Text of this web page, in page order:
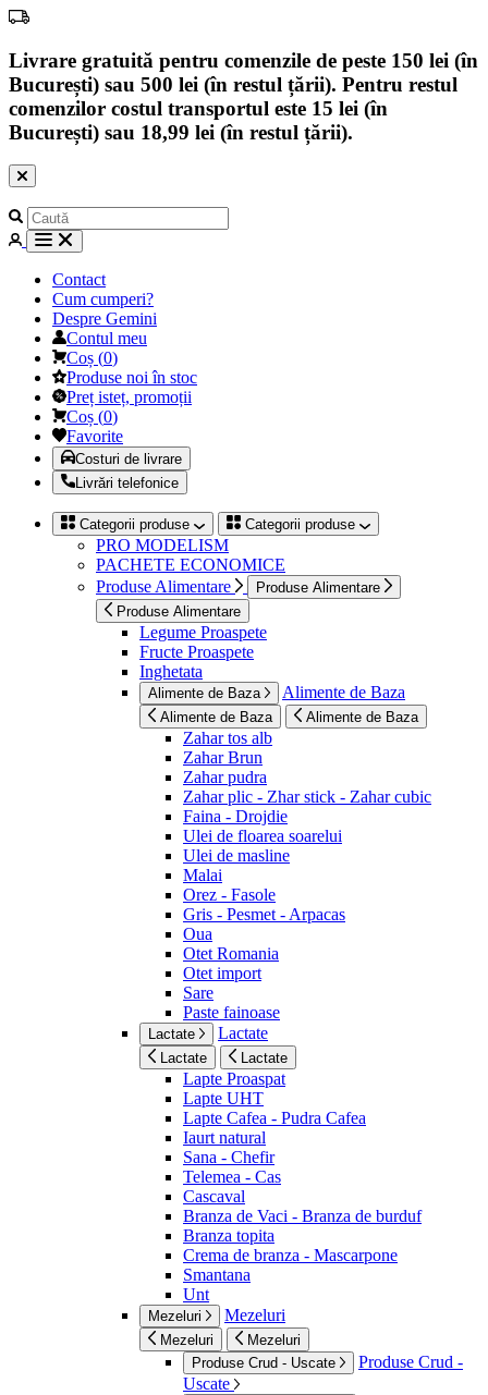
Livrare gratuită pentru comenzile de peste 150 lei (în
București) sau 500 lei (în restul țării). Pentru restul
comenzilor costul transportul este 15 lei (în
București) sau 18,99 lei (în restul țării).
Contact
Cum cumperi?
Despre Gemini
Contul meu
Coș (0)
Produse noi în stoc
Preț isteț, promoții
Coș (0)
Favorite
Costuri de livrare
Livrări telefonice
Categorii produse Categorii produse
PRO MODELISM
PACHETE ECONOMICE
Produse Alimentare
Produse Alimentare
Produse Alimentare
Legume Proaspete
Fructe Proaspete
Inghetata
Alimente de Baza Alimente de Baza
Alimente de Baza Alimente de Baza
Zahar tos alb
Zahar Brun
Zahar pudra
Zahar plic - Zhar stick - Zahar cubic
Faina - Drojdie
Ulei de floarea soarelui
Ulei de masline
Malai
Orez - Fasole
Gris - Pesmet - Arpacas
Oua
Otet Romania
Otet import
Sare
Paste fainoase
Lactate Lactate
Lactate Lactate
Lapte Proaspat
Lapte UHT
Lapte Cafea - Pudra Cafea
Iaurt natural
Sana - Chefir
Telemea - Cas
Cascaval
Branza de Vaci - Branza de burduf
Branza topita
Crema de branza - Mascarpone
Smantana
Unt
Mezeluri Mezeluri
Mezeluri
Mezeluri
Produse Crud - Uscate
Produse Crud -
Uscate